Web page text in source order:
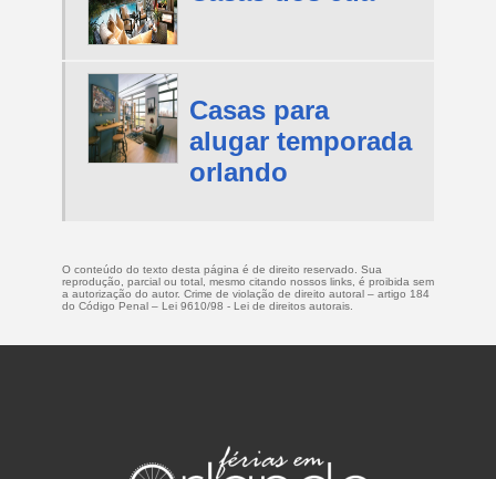
Casas para
alugar temporada
orlando
O conteúdo do texto desta página é de direito reservado. Sua
reprodução, parcial ou total, mesmo citando nossos links, é proibida sem
a autorização do autor. Crime de violação de direito autoral – artigo 184
do Código Penal – Lei 9610/98 - Lei de direitos autorais